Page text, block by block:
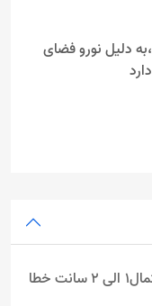
دلیل نورو فضای
❌تمامی کار ها اندازه گیری شده ولی احتمال1 الی 2 سانت خطا